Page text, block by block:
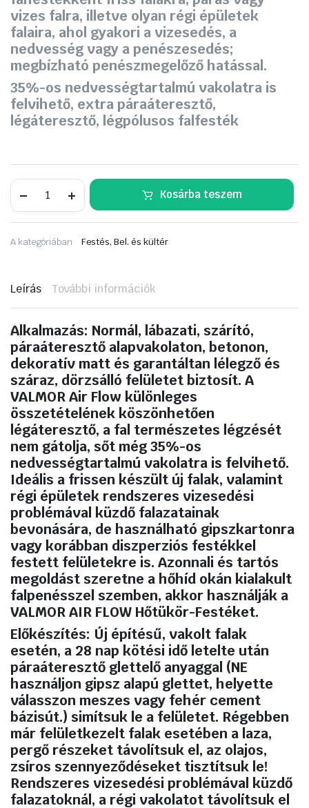
vizes falra, illetve olyan régi épületek
falaira, ahol gyakori a vizesedés, a
nedvesség vagy a penészesedés;
megbízható penészmegelőző hatással.
35%-os nedvességtartalmú vakolatra is
felvihető, extra páraáteresztő,
légáteresztő, légpólusos falfesték
lélegző
falfesték
Kosárba teszem
A kategóriában: Festés, Bel. és kültér
Leírás További információk
Alkalmazás: Normál, lábazati, szárító,
páraáteresztő alapvakolaton, betonon,
dekoratív matt és garantáltan lélegző és
száraz, dörzsálló felületet biztosít. A
VALMOR Air Flow különleges
összetételének köszönhetően
légáteresztő, a fal természetes légzését
nem gátolja, sőt még 35%-os
nedvességtartalmú vakolatra is felvihető.
Ideális a frissen készült új falak, valamint
régi épületek rendszeres vizesedési
problémával küzdő falazatainak
bevonására, de használható gipszkartonra
vagy korábban diszperziós festékkel
festett felületekre is. Azonnali és tartós
megoldást szeretne a hőhíd okán kialakult
falpenésszel szemben, akkor használják a
VALMOR AIR FLOW Hőtükör-Festéket.
Előkészítés: Új építésű, vakolt falak
esetén, a 28 nap kötési idő letelte után
páraáteresztő glettelő anyaggal (NE
használjon gipsz alapú glettet, helyette
válasszon meszes vagy fehér cement
bázisút.) simítsuk le a felületet. Régebben
már felületkezelt falak esetében a laza,
pergő részeket távolítsuk el, az olajos,
zsíros szennyeződéseket tisztítsuk le!
Rendszeres vizesedési problémával küzdő
falazatoknál, a régi vakolatot távolítsuk el